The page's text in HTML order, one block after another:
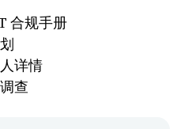
合规手册
详情
查